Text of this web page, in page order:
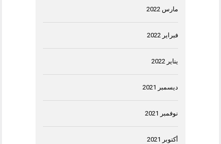
مارس 2022
فبراير 2022
يناير 2022
ديسمبر 2021
نوفمبر 2021
أكتوبر 2021